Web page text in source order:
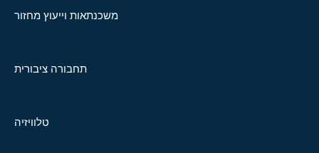
משכנתאות וייעוץ מחזור
תחבורה ציבורית
טלוויזיה